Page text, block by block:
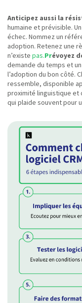
Anticipez aussi la
humaine et prévisible.
échec. Nommez un
adoption. Retenez une
n’existe pas.Prévoyez
demande du temps et
l’adoption du bon côté.
ressemble, disponible
proximité linguistique et
qui plaide souvent pour